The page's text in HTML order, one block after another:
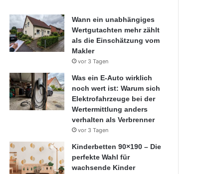
Wann ein unabhängiges
Wertgutachten mehr zählt
als die Einschätzung vom
Makler
vor 3 Tagen
Was ein E-Auto wirklich
noch wert ist: Warum sich
Elektrofahrzeuge bei der
Wertermittlung anders
verhalten als Verbrenner
vor 3 Tagen
Kinderbetten 90×190 – Die
perfekte Wahl für
wachsende Kinder